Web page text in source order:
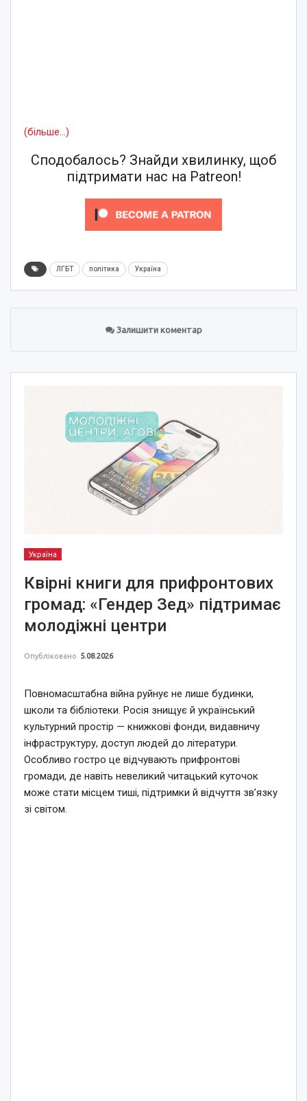
(більше…)
Сподобалось? Знайди хвилинку, щоб
підтримати нас на Patreon!
ЛГБТ політика Україна
Залишити коментар
Україна
Квірні книги для прифронтових
громад: «Гендер Зед» підтримає
молодіжні центри
Опубліковано 5.08.2026
Повномасштабна війна руйнує не лише будинки,
школи та бібліотеки. Росія знищує й український
культурний простір — книжкові фонди, видавничу
інфраструктуру, доступ людей до літератури.
Особливо гостро це відчувають прифронтові
громади, де навіть невеликий читацький куточок
може стати місцем тиші, підтримки й відчуття зв’язку
зі світом.